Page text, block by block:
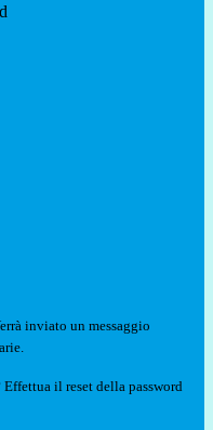
inviato un messaggio
il reset della password